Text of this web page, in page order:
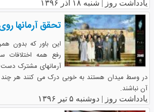
یادداشت روز | شنبه ۱۸ آذر ۱۳۹۶
تحقق آرمانها
این باور که بدون
رفع همه اختلافات
آرمانهای مشترک دست
در وسط میدان هستند به خوبی درک می کنند هر چند
آن نباشند.
یادداشت روز | دوشنبه ۵ تیر ۱۳۹۶